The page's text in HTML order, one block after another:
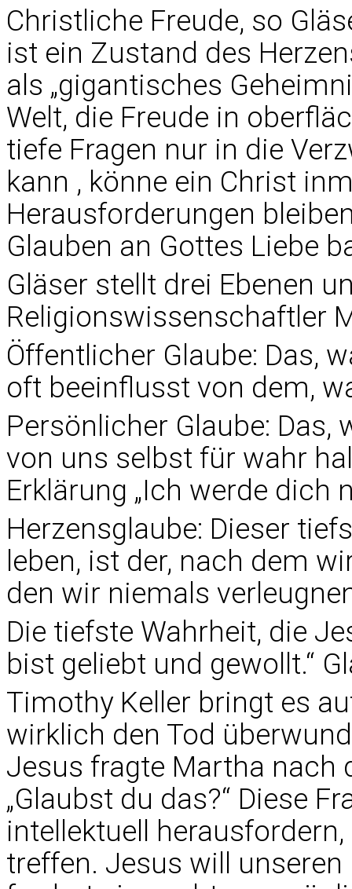
Christliche Freude, so
ist ein Zustand des
als „gigantisches
Welt, die Freude in
tiefe Fragen nur in die
kann , könne ein Christ
Herausforderungen
Glauben an Gottes Liebe
Gläser stellt drei Ebenen
Religionswissenschaftler
Öffentlicher Glaube: Das,
oft beeinflusst von dem,
Persönlicher Glaube:
von uns selbst für wahr
Erklärung „Ich werde dich
Herzensglaube: Dieser
leben, ist der, nach dem
den wir niemals
Die tiefste Wahrheit, die
bist geliebt und gewollt.“
Timothy Keller bringt es
wirklich den Tod
Jesus fragte Martha nach
„Glaubst du das?“ Diese
intellektuell
treffen. Jesus will